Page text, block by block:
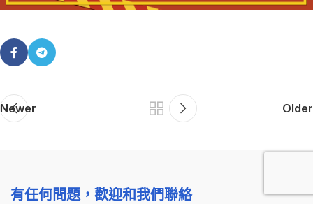
Newer Older
有任何問題，歡迎和我們聯絡